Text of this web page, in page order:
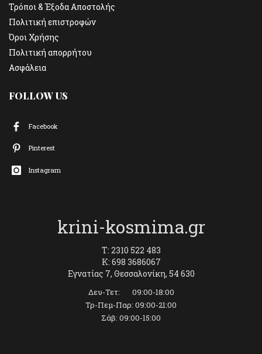
Τρόποι & Έξοδα Αποστολής
Πολιτική επιστροφών
Όροι Χρήσης
Πολιτική απορρήτου
Ασφάλεια
FOLLOW US
Facebook
Pinterest
Instagram
krini-kosmima.gr
T: 2310 522 483
K: 698 3686067
Εγνατίας 7, Θεσσαλονίκη, 54 630
Δευ-Τετ: 09:00-18:00
Τρ-Πεμ-Παρ: 09:00-21:00
Σάβ: 09:00-15:00